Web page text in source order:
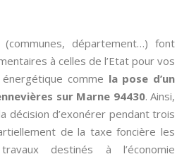
(communes, département…) font
à celles de l’Etat pour vos
comme la pose d’un
sur Marne 94430. Ainsi,
décision d’exonérer pendant trois
de la taxe foncière les
destinés à l’économie